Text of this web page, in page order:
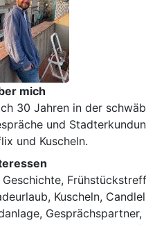
mich
30 Jahren in der
und
und Kuscheln.
Kuscheln,